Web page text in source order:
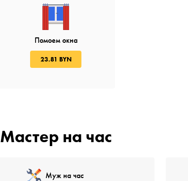
Помоем окна
23.81 BYN
Мастер на чаc
Муж на час